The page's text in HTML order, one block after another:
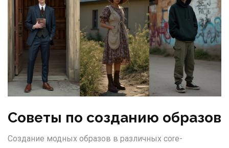
Советы по созданию образов
Создание модных образов в различных core-